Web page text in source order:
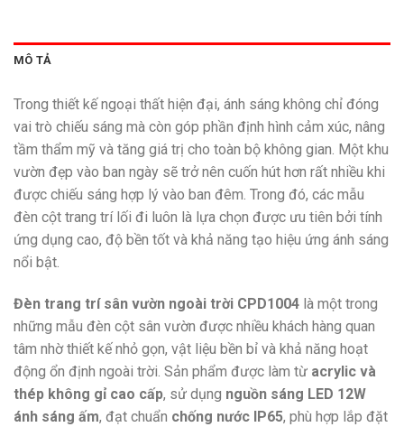
MÔ TẢ
Trong thiết kế ngoại thất hiện đại, ánh sáng không chỉ đóng
vai trò chiếu sáng mà còn góp phần định hình cảm xúc, nâng
tầm thẩm mỹ và tăng giá trị cho toàn bộ không gian. Một khu
vườn đẹp vào ban ngày sẽ trở nên cuốn hút hơn rất nhiều khi
được chiếu sáng hợp lý vào ban đêm. Trong đó, các mẫu
đèn cột trang trí lối đi luôn là lựa chọn được ưu tiên bởi tính
ứng dụng cao, độ bền tốt và khả năng tạo hiệu ứng ánh sáng
nổi bật.
Đèn trang trí sân vườn ngoài trời CPD1004 là một trong
những mẫu đèn cột sân vườn được nhiều khách hàng quan
tâm nhờ thiết kế nhỏ gọn, vật liệu bền bỉ và khả năng hoạt
động ổn định ngoài trời. Sản phẩm được làm từ acrylic và
thép không gỉ cao cấp, sử dụng nguồn sáng LED 12W
ánh sáng ấm, đạt chuẩn chống nước IP65, phù hợp lắp đặt